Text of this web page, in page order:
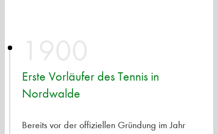
Erste Vorläufer des Tennis in
Nordwalde
Bereits vor der offiziellen Gründung im Jahr